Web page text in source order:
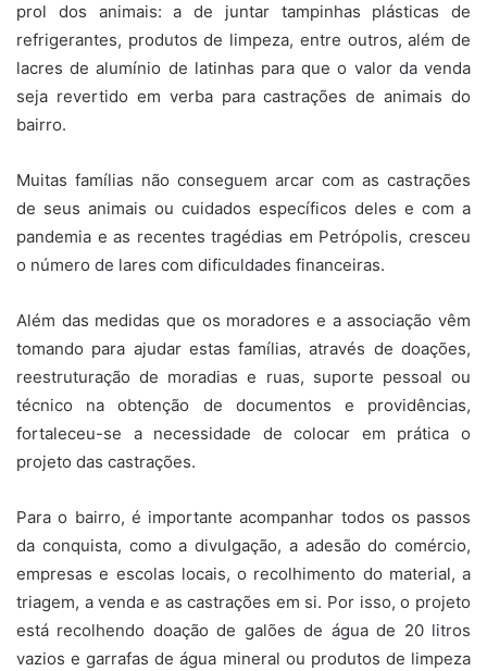
prol dos animais: a de juntar tampinhas plásticas de
refrigerantes, produtos de limpeza, entre outros, além de
lacres de alumínio de latinhas para que o valor da venda
seja revertido em verba para castrações de animais do
bairro.
Muitas famílias não conseguem arcar com as castrações
de seus animais ou cuidados específicos deles e com a
pandemia e as recentes tragédias em Petrópolis, cresceu
o número de lares com dificuldades financeiras.
Além das medidas que os moradores e a associação vêm
tomando para ajudar estas famílias, através de doações,
reestruturação de moradias e ruas, suporte pessoal ou
técnico na obtenção de documentos e providências,
fortaleceu-se a necessidade de colocar em prática o
projeto das castrações.
Para o bairro, é importante acompanhar todos os passos
da conquista, como a divulgação, a adesão do comércio,
empresas e escolas locais, o recolhimento do material, a
triagem, a venda e as castrações em si. Por isso, o projeto
está recolhendo doação de galões de água de 20 litros
vazios e garrafas de água mineral ou produtos de limpeza